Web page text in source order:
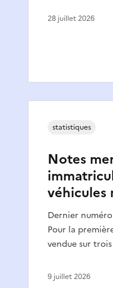
28 juillet 2026
Notes
véhicules
Dernier
Pour la
vendue sur
statistiques
9 juillet 2026